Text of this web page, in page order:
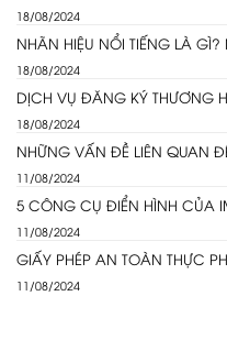
18/08/2024
NHÃN HIỆU NỔI TIẾNG LÀ
18/08/2024
DỊCH VỤ ĐĂNG KÝ THƯƠNG
18/08/2024
NHỮNG VẤN ĐỀ LIÊN QUAN
11/08/2024
5 CÔNG CỤ ĐIỂN HÌNH CỦA
11/08/2024
GIẤY PHÉP AN TOÀN THỰC
11/08/2024